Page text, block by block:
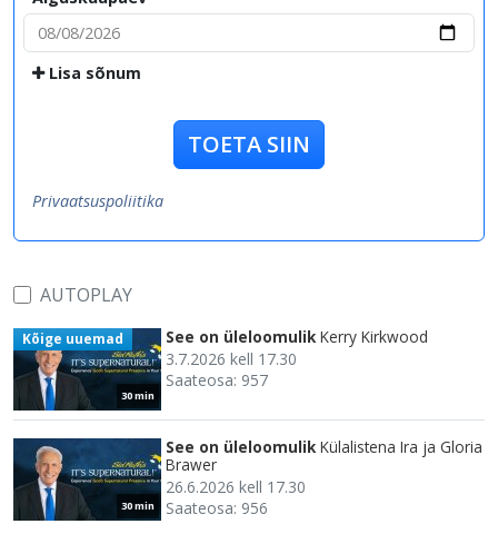
Lisa sõnum
TOETA SIIN
Privaatsuspoliitika
AUTOPLAY
30 min
Kõige uuemad See on üleloomulik Kerry Kirkwood
3.7.2026 kell 17.30
Saateosa: 957
30 min
See on üleloomulik Külalistena Ira ja Gloria
Brawer
26.6.2026 kell 17.30
Saateosa: 956